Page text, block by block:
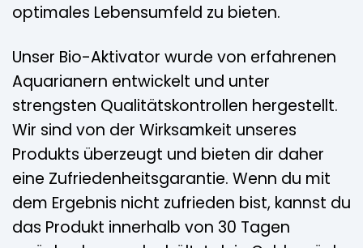
optimales Lebensumfeld zu bieten.
Unser Bio-Aktivator wurde von erfahrenen
Aquarianern entwickelt und unter
strengsten Qualitätskontrollen hergestellt.
Wir sind von der Wirksamkeit unseres
Produkts überzeugt und bieten dir daher
eine Zufriedenheitsgarantie. Wenn du mit
dem Ergebnis nicht zufrieden bist, kannst du
das Produkt innerhalb von 30 Tagen